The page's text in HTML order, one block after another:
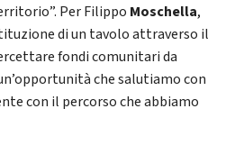
Per Filippo Moschella,
di un tavolo attraverso il
fondi comunitari da
che salutiamo con
con il percorso che abbiamo